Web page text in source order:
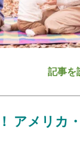
記事を
アメリカ